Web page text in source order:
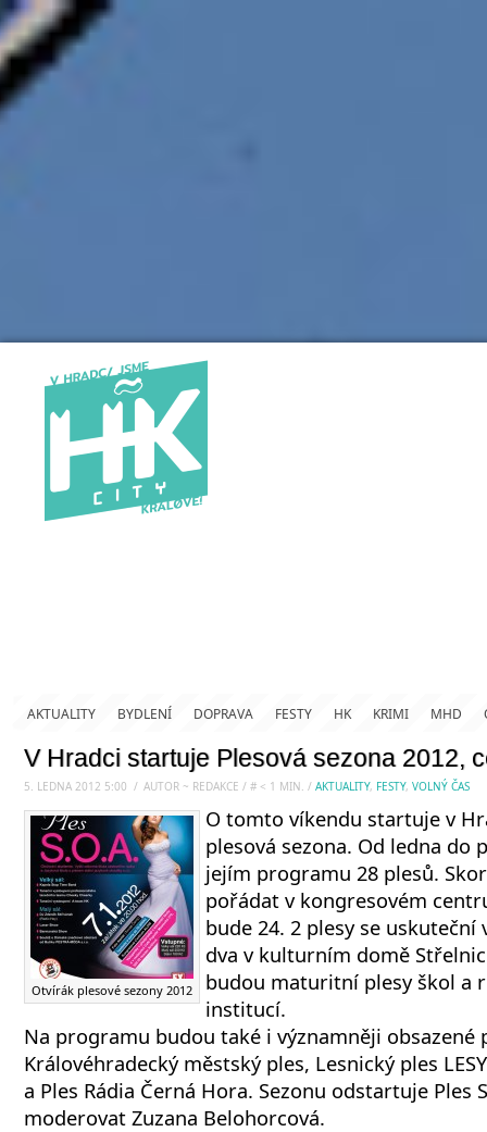
AKTUALITY BYDLENÍ DOPRAVA FESTY HK KRIMI MHD
V Hradci startuje Plesová sezona 2012,
5. LEDNA 2012 5:00 / AUTOR ~ REDAKCE / # < 1 MIN. / AKTUALITY, FESTY, VOLNÝ ČAS
Otvírák plesové sezony 2012
O tomto víkendu startuje v
plesová sezona. Od ledna do
jejím programu 28 plesů.
pořádat v kongresovém
bude 24. 2 plesy se
dva v kulturním domě
budou maturitní plesy škol a
institucí.
Na programu budou také i významněji obsazené
Královéhradecký městský ples, Lesnický ples
a Ples Rádia Černá Hora. Sezonu odstartuje Ples
moderovat Zuzana Belohorcová.